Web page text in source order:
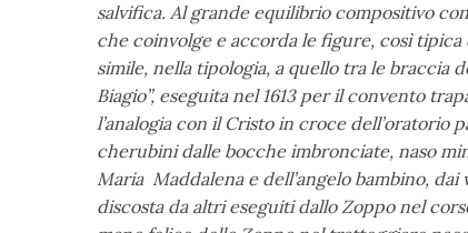
salvifica. Al grande equilibrio compositivo
che coinvolge e accorda le figure, così
simile, nella tipologia, a quello tra le braccia
Biagio”, eseguita nel 1613 per il convento
l’analogia con il Cristo in croce dell’oratorio
cherubini dalle bocche imbronciate, naso
Maria Maddalena e dell’angelo bambino,
discosta da altri eseguiti dallo Zoppo nel